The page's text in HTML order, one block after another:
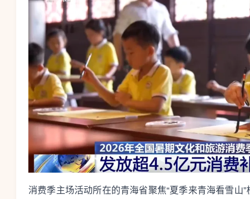
消费季主场活动所在的青海省聚焦“夏季来青海看雪山